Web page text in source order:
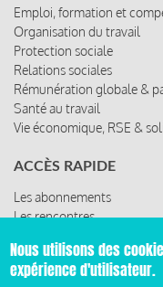
Emploi, formation et
Organisation du travail
Protection sociale
Relations sociales
Rémunération globale &
Santé au travail
Vie économique, RSE &
ACCÈS RAPIDE
Les abonnements
Les rencontres
Nous utilisons des
expérience d'utilisateur.